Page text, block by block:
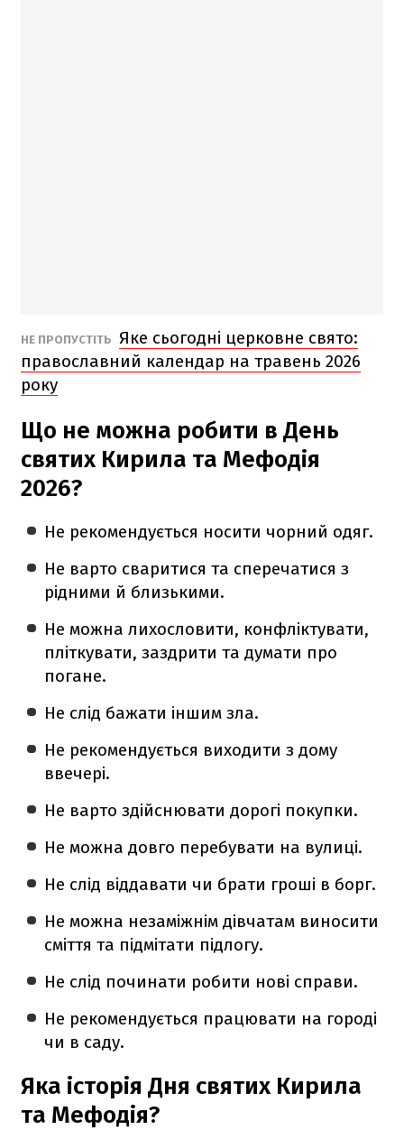
НЕ ПРОПУСТІТЬ
Яке сьогодні церковне свято:
православний календар на травень 2026
року
Що не можна робити в День
святих Кирила та Мефодія
2026?
Не рекомендується носити чорний одяг.
Не варто сваритися та сперечатися з
рідними й близькими.
Не можна лихословити, конфліктувати,
пліткувати, заздрити та думати про
погане.
Не слід бажати іншим зла.
Не рекомендується виходити з дому
ввечері.
Не варто здійснювати дорогі покупки.
Не можна довго перебувати на вулиці.
Не слід віддавати чи брати гроші в борг.
Не можна незаміжнім дівчатам виносити
сміття та підмітати підлогу.
Не слід починати робити нові справи.
Не рекомендується працювати на городі
чи в саду.
Яка історія Дня святих Кирила
та Мефодія?